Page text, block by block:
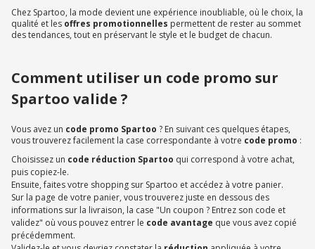
Chez Spartoo, la mode devient une expérience inoubliable, où le choix, la
qualité et les offres promotionnelles permettent de rester au sommet
des tendances, tout en préservant le style et le budget de chacun.
Comment utiliser un code promo sur
Spartoo valide ?
Vous avez un code promo Spartoo ? En suivant ces quelques étapes,
vous trouverez facilement la case correspondante à votre code promo :
Choisissez un code réduction Spartoo qui correspond à votre achat,
puis copiez-le.
Ensuite, faites votre shopping sur Spartoo et accédez à votre panier.
Sur la page de votre panier, vous trouverez juste en dessous des
informations sur la livraison, la case "Un coupon ? Entrez son code et
validez" où vous pouvez entrer le code avantage que vous avez copié
précédemment.